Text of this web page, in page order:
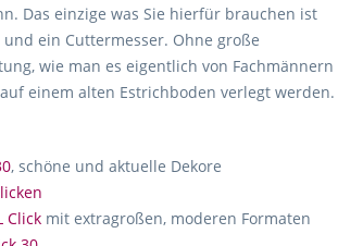
Das einzige was Sie hierfür brauchen ist
ein Cuttermesser. Ohne große
wie man es eigentlich von Fachmännern
einem alten Estrichboden verlegt werden.
, schöne und aktuelle Dekore
Click mit extragroßen, moderen Formaten